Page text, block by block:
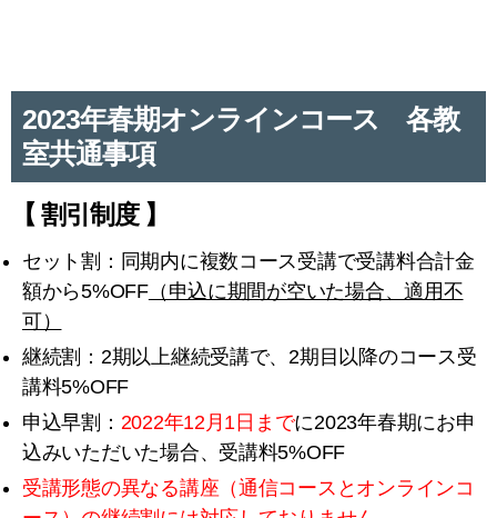
2023年春期オンラインコース 各教
室共通事項
【 割引制度 】
セット割：同期内に複数コース受講で受講料合計金
額から5%OFF（申込に期間が空いた場合、適用不
可）
継続割：2期以上継続受講で、2期目以降のコース受
講料5%OFF
申込早割： 2022年12月1日までに2023年春期にお申
込みいただいた場合、受講料5%OFF
受講形態の異なる講座（通信コースとオンラインコ